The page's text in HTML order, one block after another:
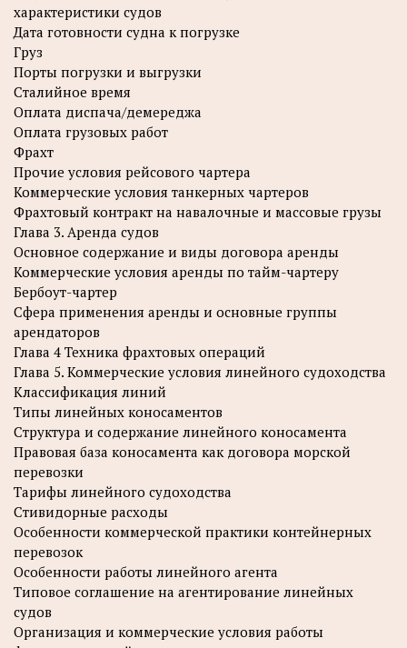
характеристики судов
Дата готовности судна к погрузке
Груз
Порты погрузки и выгрузки
Сталийное время
Оплата диспача/демереджа
Оплата грузовых работ
Фрахт
Прочие условия рейсового чартера
Коммерческие условия танкерных чартеров
Фрахтовый контракт на навалочные и массовые грузы
Глава 3. Аренда судов
Основное содержание и виды договора аренды
Коммерческие условия аренды по тайм-чартеру
Бербоут-чартер
Сфера применения аренды и основные группы
арендаторов
Глава 4 Техника фрахтовых операций
Глава 5. Коммерческие условия линейного судоходства
Классификация линий
Типы линейных коносаментов
Структура и содержание линейного коносамента
Правовая база коносамента как договора морской
перевозки
Тарифы линейного судоходства
Стивидорные расходы
Особенности коммерческой практики контейнерных
перевозок
Особенности работы линейного агента
Типовое соглашение на агентирование линейных
судов
Организация и коммерческие условия работы